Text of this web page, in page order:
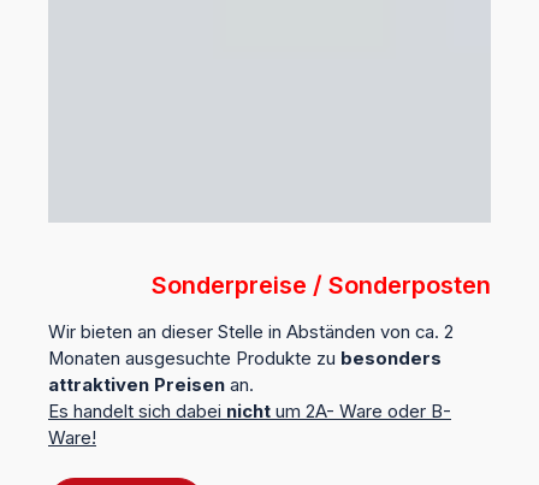
Sonderpreise / Sonderposten
Wir bieten an dieser Stelle in Abständen von ca. 2
Monaten ausgesuchte Produkte zu besonders
attraktiven Preisen an.
Es handelt sich dabei nicht um 2A- Ware oder B-
Ware!